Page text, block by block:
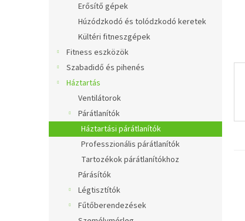
Erősítő gépek
Húzódzkodó és tolódzkodó keretek
Kültéri fitneszgépek
Fitness eszközök
Szabadidő és pihenés
Háztartás
Ventilátorok
Párátlanítók
Háztartási párátlanítók
Professzionális párátlanítók
Tartozékok párátlanítókhoz
Párásítók
Légtisztítók
Fűtőberendezések